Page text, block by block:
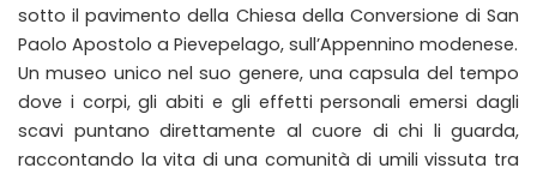
sotto il pavimento della Chiesa della Conversione di San
Paolo Apostolo a Pievepelago, sull’Appennino modenese.
Un museo unico nel suo genere, una capsula del tempo
dove i corpi, gli abiti e gli effetti personali emersi dagli
scavi puntano direttamente al cuore di chi li guarda,
raccontando la vita di una comunità di umili vissuta tra